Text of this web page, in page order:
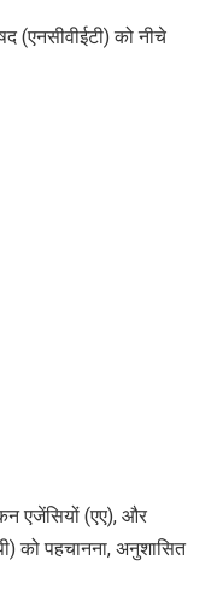
(एनसीवीईटी) को नीचे
एजेंसियों (एए), और
को पहचानना, अनुशासित